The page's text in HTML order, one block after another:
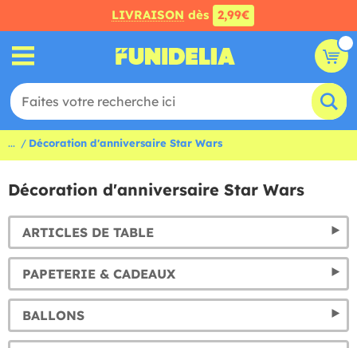
LIVRAISON dès 2,99€
... Décoration d'anniversaire Star Wars
Décoration d'anniversaire Star Wars
ARTICLES DE TABLE
PAPETERIE & CADEAUX
BALLONS